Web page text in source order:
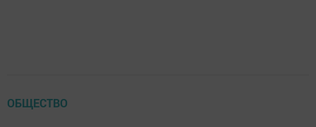
ОБЩЕСТВО